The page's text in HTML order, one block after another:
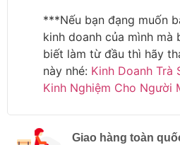
Giao hàng toàn
***Nếu bạn đạng muốn
kinh doanh của mình mà
biết làm từ đầu thì hãy
này nhé: Kinh Doanh Trà
Kinh Nghiệm Cho Người